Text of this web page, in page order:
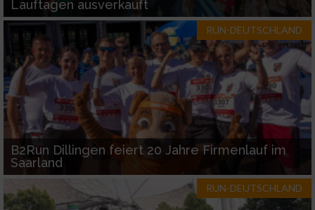
Lauftagen ausverkauft
RUN-DEUTSCHLAND
B2Run Dillingen feiert 20 Jahre Firmenlauf im
Saarland
RUN-DEUTSCHLAND
Entwicklung und Verbesserung der Angebote
Verwendung reduzierter Daten zur Auswahl
von Inhalten
IAB-Besonderheiten:
Verwendung genauer Standortdaten
Geräte anhand von aktiv angeforderten
Informationen identifizieren
Nicht-IAB-Verarbeitungszwecke: